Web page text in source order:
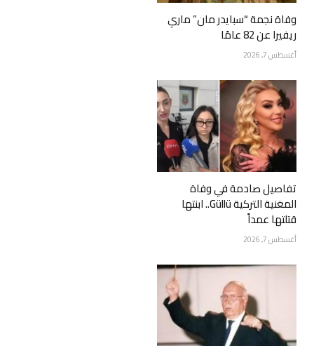
وفاة نجمة “سبايدر مان” ماري
ريفيرا عن 82 عامًا
أغسطس 7, 2026
تفاصيل صادمة في وفاة
المغنية التركية Güllü.. ابنتها
قتلتها عمداً
أغسطس 7, 2026